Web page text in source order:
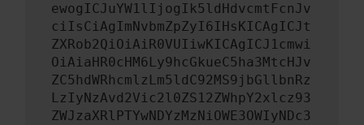
ewogICJuYW1lIjogIk5ldHdvcmtFcnJv
ciIsCiAgImNvbmZpZyI6IHsKICAgICJt
ZXRob2QiOiAiR0VUIiwKICAgICJ1cmwi
OiAiaHR0cHM6Ly9hcGkueC5ha3MtcHJv
ZC5hdWRhcmlzLm5ldC92MS9jbGllbnRz
LzIyNzAvd2Vic2l0ZS12ZWhpY2xlcz93
ZWJzaXRlPTYwNDYzMzNiOWE3OWIyNDc3